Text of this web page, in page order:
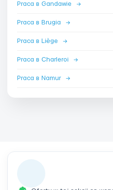
Praca в Gandawie →
Praca в Brugia →
Praca в Liège →
Praca в Charleroi →
Praca в Namur →